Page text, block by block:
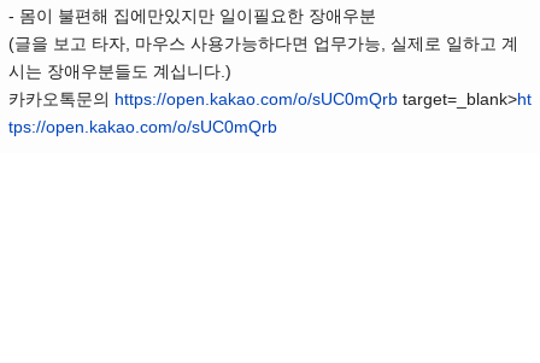
- 몸이 불편해 집에만있지만 일이필요한 장애우분
(글을 보고 타자, 마우스 사용가능하다면 업무가능, 실제로 일하고 계
시는 장애우분들도 계십니다.)
카카오톡문의 https://open.kakao.com/o/sUC0mQrb target=_blank>ht
tps://open.kakao.com/o/sUC0mQrb